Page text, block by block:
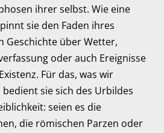
ihrer selbst. Wie eine
sie den Faden ihres
Geschichte über Wetter,
oder auch Ereignisse
Für das, was wir
bedient sie sich des Urbildes
seien es die
die römischen Parzen oder